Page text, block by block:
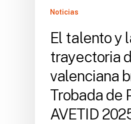
valenciana
Trobada
AVETID
2025
Noticias
El talento y
trayectoria
valenciana
Trobada de
AVETID